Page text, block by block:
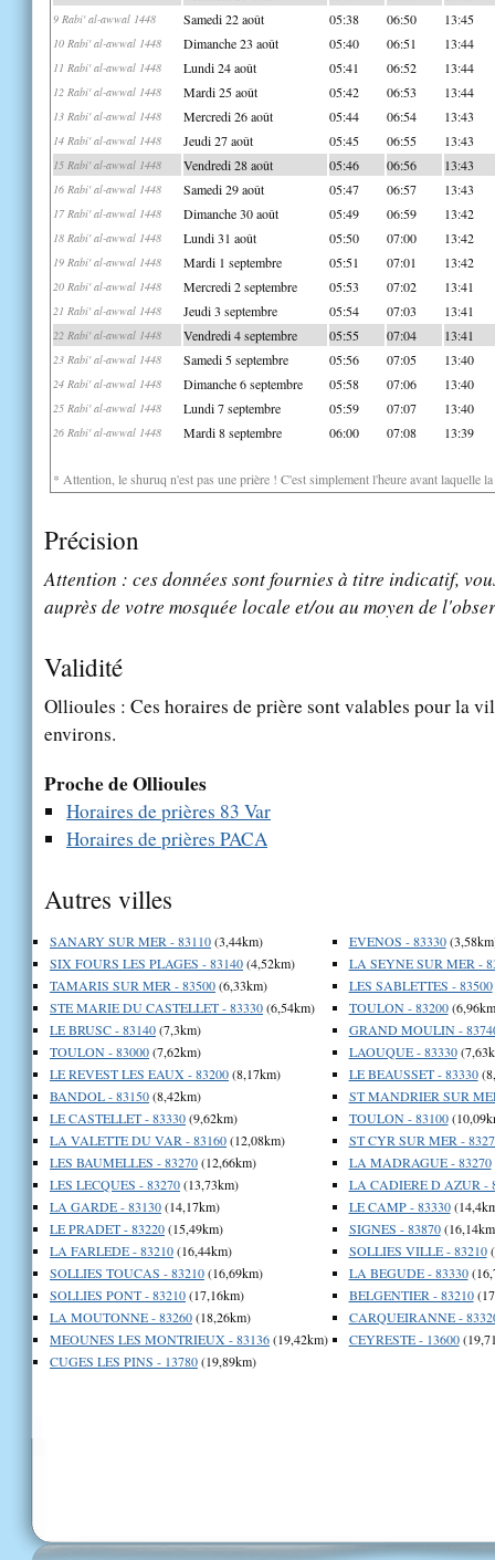
9 Rabi' al-awwal 1448 Samedi 22 août 05:38 06:50 13:45
10 Rabi' al-awwal 1448 Dimanche 23 août 05:40 06:51 13:44
11 Rabi' al-awwal 1448 Lundi 24 août 05:41 06:52 13:44
12 Rabi' al-awwal 1448 Mardi 25 août 05:42 06:53 13:44
13 Rabi' al-awwal 1448 Mercredi 26 août 05:44 06:54 13:43
14 Rabi' al-awwal 1448 Jeudi 27 août 05:45 06:55 13:43
15 Rabi' al-awwal 1448 Vendredi 28 août 05:46 06:56 13:43
16 Rabi' al-awwal 1448 Samedi 29 août 05:47 06:57 13:43
17 Rabi' al-awwal 1448 Dimanche 30 août 05:49 06:59 13:42
18 Rabi' al-awwal 1448 Lundi 31 août 05:50 07:00 13:42
19 Rabi' al-awwal 1448 Mardi 1 septembre 05:51 07:01 13:42
20 Rabi' al-awwal 1448 Mercredi 2 septembre 05:53 07:02 13:41
21 Rabi' al-awwal 1448 Jeudi 3 septembre 05:54 07:03 13:41
22 Rabi' al-awwal 1448 Vendredi 4 septembre 05:55 07:04 13:41
23 Rabi' al-awwal 1448 Samedi 5 septembre 05:56 07:05 13:40
24 Rabi' al-awwal 1448 Dimanche 6 septembre 05:58 07:06 13:40
25 Rabi' al-awwal 1448 Lundi 7 septembre 05:59 07:07 13:40
26 Rabi' al-awwal 1448 Mardi 8 septembre 06:00 07:08 13:39
* Attention, le shuruq n'est pas une prière ! C'est simplement l'heure avant laquelle
Précision
Attention : ces données sont fournies à titre indicatif,
auprès de votre mosquée locale et/ou au moyen de
Validité
Ollioules : Ces horaires de prière sont valables pour la
environs.
Proche de Ollioules
Horaires de prières 83 Var
Horaires de prières PACA
Autres villes
SANARY SUR MER - 83110(3,44km)
SIX FOURS LES PLAGES - 83140(4,52km)
TAMARIS SUR MER - 83500(6,33km)
STE MARIE DU CASTELLET - 83330(6,54km)
LE BRUSC - 83140(7,3km)
TOULON - 83000(7,62km)
LE REVEST LES EAUX - 83200(8,17km)
BANDOL - 83150(8,42km)
LE CASTELLET - 83330(9,62km)
LA VALETTE DU VAR - 83160(12,08km)
LES BAUMELLES - 83270(12,66km)
LES LECQUES - 83270(13,73km)
LA GARDE - 83130(14,17km)
LE PRADET - 83220(15,49km)
LA FARLEDE - 83210(16,44km)
SOLLIES TOUCAS - 83210(16,69km)
SOLLIES PONT - 83210(17,16km)
LA MOUTONNE - 83260(18,26km)
MEOUNES LES MONTRIEUX - 83136(19,42km)
CUGES LES PINS - 13780(19,89km)
EVENOS - 83330
LA SEYNE SUR MER -
LES SABLETTES - 83500
TOULON - 83200
GRAND MOULIN -
LAOUQUE - 83330
LE BEAUSSET - 83330
ST MANDRIER SUR
TOULON - 83100
ST CYR SUR MER -
LA MADRAGUE - 83270
LA CADIERE D AZUR -
LE CAMP - 83330
SIGNES - 83870
SOLLIES VILLE - 83210
LA BEGUDE - 83330
BELGENTIER - 83210
CARQUEIRANNE -
CEYRESTE - 13600